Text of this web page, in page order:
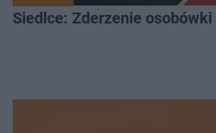
Siedlce: Zderzenie